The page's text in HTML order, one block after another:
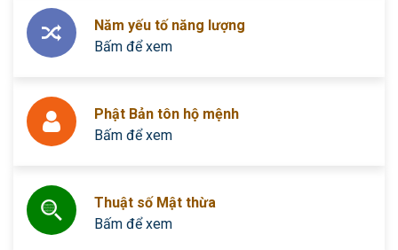
Năm yếu tố năng lượng
Bấm để xem
Phật Bản tôn hộ mệnh
Bấm để xem
Thuật số Mật thừa
Bấm để xem